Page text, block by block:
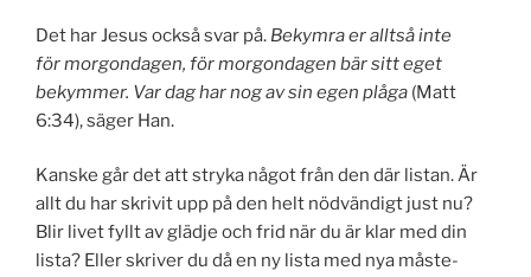
Det har Jesus också svar på. Bekymra er alltså inte
för morgondagen, för morgondagen bär sitt eget
bekymmer. Var dag har nog av sin egen plåga (Matt
6:34), säger Han.
Kanske går det att stryka något från den där listan. Är
allt du har skrivit upp på den helt nödvändigt just nu?
Blir livet fyllt av glädje och frid när du är klar med din
lista? Eller skriver du då en ny lista med nya måste-